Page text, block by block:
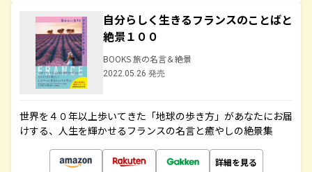
自分らしく生きるフランスのことばと
絶景１００
BOOKS 旅の名言＆絶景
2022.05.26 発売
世界を４０年以上歩いてきた「地球の歩き方」があなたにお届
けする、人生を輝かせるフランスの名言と癒やしの絶景集
詳細を見る